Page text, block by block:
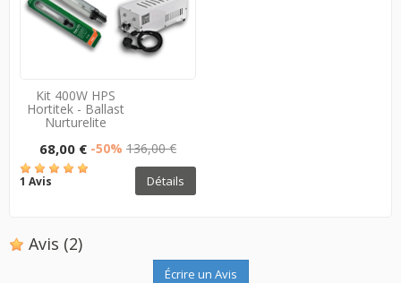
Kit 400W HPS
Hortitek - Ballast
Nurturelite
68,00 € -50% 136,00 €
1 Avis Détails
Avis (2)
Écrire un Avis